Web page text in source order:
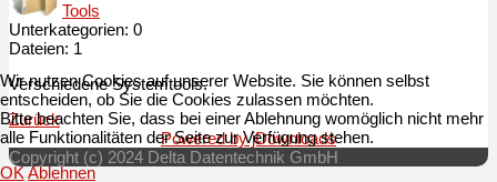
Tools
Unterkategorien: 0
Dateien: 1
Verschiedene Systemtools.
Zurück
Powered by jDownloads
Copyright (c) 2024 Delta Datentechnik GmbH
Wir nutzen Cookies auf unserer Website. Sie können selbst
entscheiden, ob Sie die Cookies zulassen möchten.
Bitte beachten Sie, dass bei einer Ablehnung womöglich nicht mehr
alle Funktionalitäten der Seite zur Verfügung stehen.
OKAblehnen